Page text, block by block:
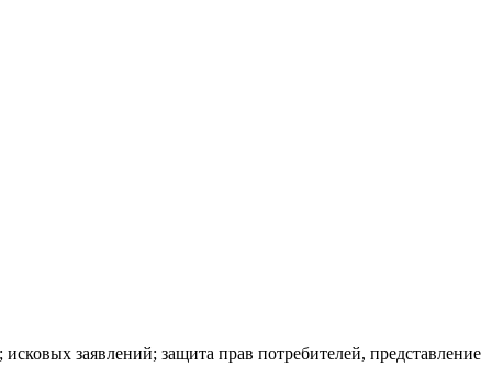
заявлений; защита прав потребителей, представление